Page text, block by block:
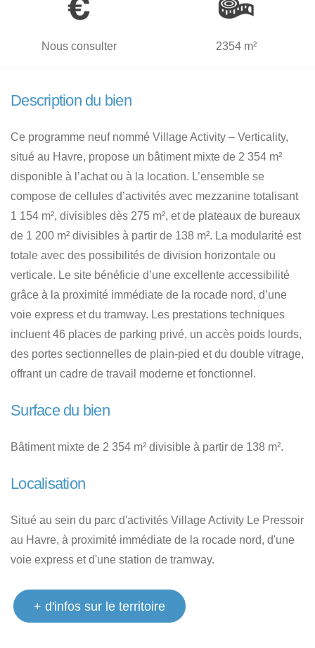
Nous consulter 2354 m²
Description du bien
Ce programme neuf nommé Village Activity – Verticality,
situé au Havre, propose un bâtiment mixte de 2 354 m²
disponible à l’achat ou à la location. L’ensemble se
compose de cellules d’activités avec mezzanine totalisant
1 154 m², divisibles dès 275 m², et de plateaux de bureaux
de 1 200 m² divisibles à partir de 138 m². La modularité est
totale avec des possibilités de division horizontale ou
verticale. Le site bénéficie d’une excellente accessibilité
grâce à la proximité immédiate de la rocade nord, d’une
voie express et du tramway. Les prestations techniques
incluent 46 places de parking privé, un accès poids lourds,
des portes sectionnelles de plain-pied et du double vitrage,
offrant un cadre de travail moderne et fonctionnel.
Surface du bien
Bâtiment mixte de 2 354 m² divisible à partir de 138 m².
Localisation
Situé au sein du parc d'activités Village Activity Le Pressoir
au Havre, à proximité immédiate de la rocade nord, d'une
voie express et d'une station de tramway.
+ d'infos sur le territoire